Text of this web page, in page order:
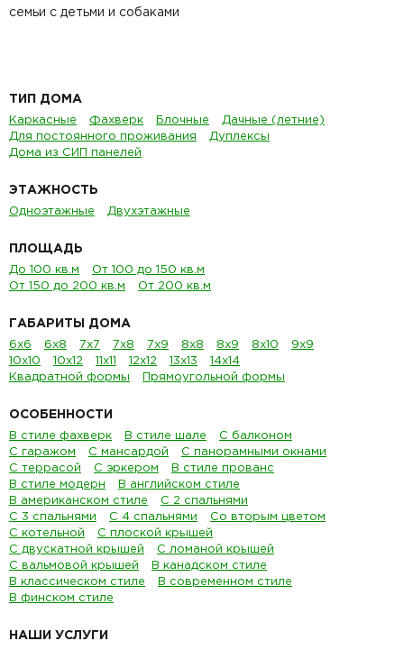
семьи с детьми и собаками
ТИП ДОМА
Каркасные Фахверк Блочные
Дачные (летние)
Для постоянного проживания
Дуплексы
Дома из СИП панелей
ЭТАЖНОСТЬ
Одноэтажные Двухэтажные
ПЛОЩАДЬ
До 100 кв.м
От 100 до 150 кв.м
От 150 до 200 кв.м
От 200 кв.м
ГАБАРИТЫ ДОМА
6х6 6х8 7х7 7х8 7х9 8х8 8х9 8х10
9х9
10х10
10х12 11х11 12х12 13х13
14х14
Квадратной формы
Прямоугольной формы
ОСОБЕННОСТИ
В стиле фахверк В стиле шале
С балконом
С гаражом
С мансардой
С панорамными окнами
С террасой
С эркером
В стиле прованс
В стиле модерн
В английском стиле
В американском стиле
С 2 спальнями
С 3 спальнями
С 4 спальнями
Со вторым цветом
С котельной
С плоской крышей
С двускатной крышей
С ломаной крышей
С вальмовой крышей
В канадском стиле
В классическом стиле
В современном стиле
В финском стиле
НАШИ УСЛУГИ